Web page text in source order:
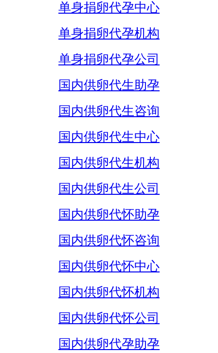
单身捐卵代孕中心
单身捐卵代孕机构
单身捐卵代孕公司
国内供卵代生助孕
国内供卵代生咨询
国内供卵代生中心
国内供卵代生机构
国内供卵代生公司
国内供卵代怀助孕
国内供卵代怀咨询
国内供卵代怀中心
国内供卵代怀机构
国内供卵代怀公司
国内供卵代孕助孕